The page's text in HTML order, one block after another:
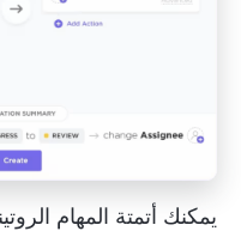
يمكنك أتمتة المهام